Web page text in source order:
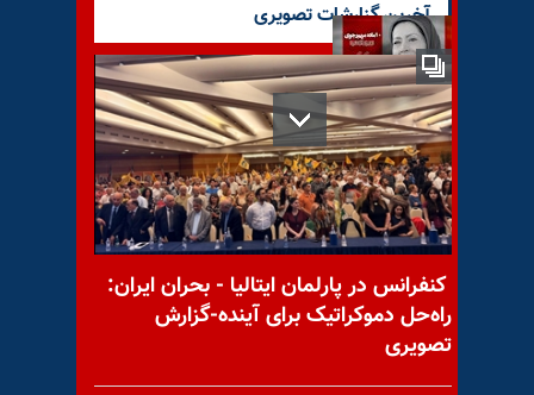
برنامه ۱۰ماده‌ای مریم رجوی –
ماده ششم
با یاد مجاهد شهید جعفر
(مسعود) ابراهیمی
آخرین گزارشات تصویری
کنفرانس در پارلمان ایتالیا - بحران ایران:
راه‌حل دموکراتیک برای آینده-گزارش
تصویری